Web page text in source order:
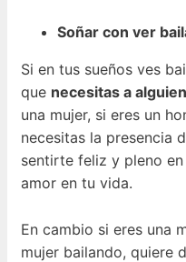
Soñar con ver
Si en tus sueños ves
que necesitas a
una mujer, si eres un
necesitas la presencia
sentirte feliz y pleno
amor en tu vida.
En cambio si eres una
mujer bailando, quiere